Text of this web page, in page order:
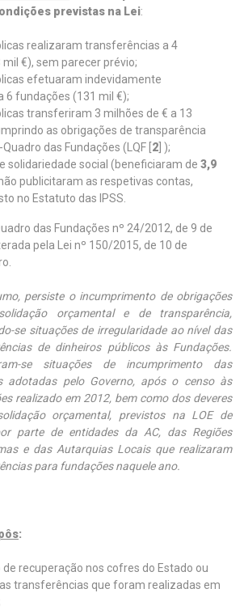
previstas na Lei:
realizaram transferências a 4
€), sem parecer prévio;
efetuaram indevidamente
6 fundações (131 mil €);
transferiram 3 milhões de € a 13
as obrigações de transparência
das Fundações (LQF [ 2 ] );
solidariedade social (beneficiaram de 3,9
publicitaram as respetivas contas,
no Estatuto das IPSS.
das Fundações nº 24/2012, de 9 de
pela Lei nº 150/2015, de 10 de
persiste o incumprimento de obrigações
orçamental e de transparência,
se situações de irregularidade ao nível das
de dinheiros públicos às Fundações.
se situações de incumprimento das
adotadas pelo Governo, após o censo às
realizado em 2012, bem como dos deveres
orçamental, previstos na LOE de
parte de entidades da AC, das Regiões
e das Autarquias Locais que realizaram
para fundações naquele ano.
:
recuperação nos cofres do Estado ou
transferências que foram realizadas em